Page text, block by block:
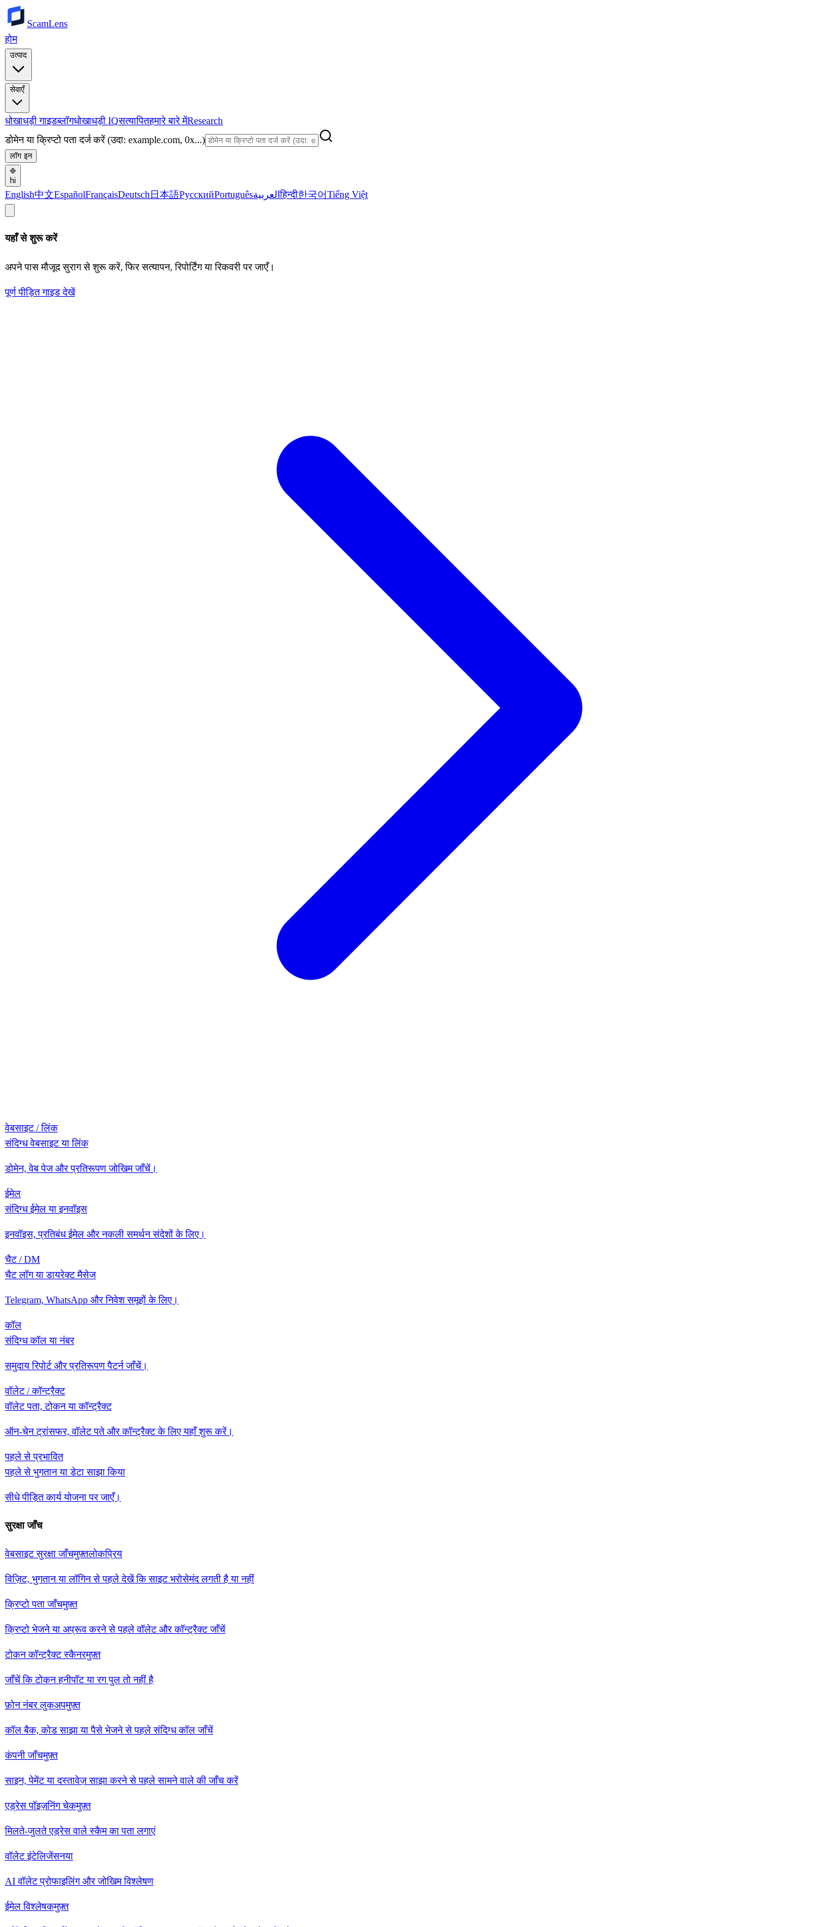
ScamLens
होम
उत्पाद
सेवाएँ
धोखाधड़ी गाइडब्लॉगधोखाधड़ी IQसत्यापितहमारे बारे मेंResearch
डोमेन या क्रिप्टो पता दर्ज करें (उदा: example.com, 0x...)
लॉग इन
hi
English中文EspañolFrançaisDeutsch 日本語РусскийPortuguêsالعربيةहिन्दी한국어Tiếng Việt
यहाँ से शुरू करें
अपने पास मौजूद सुराग से शुरू करें, फिर सत्यापन, रिपोर्टिंग या रिकवरी पर जाएँ।
पूर्ण पीड़ित गाइड देखें
वेबसाइट / लिंक
संदिग्ध वेबसाइट या लिंक
डोमेन, वेब पेज और प्रतिरूपण जोखिम जाँचें।
ईमेल
संदिग्ध ईमेल या इनवॉइस
इनवॉइस, प्रतिबंध ईमेल और नकली समर्थन संदेशों के लिए।
चैट / DM
चैट लॉग या डायरेक्ट मैसेज
Telegram, WhatsApp और निवेश समूहों के लिए।
कॉल
संदिग्ध कॉल या नंबर
समुदाय रिपोर्ट और प्रतिरूपण पैटर्न जाँचें।
वॉलेट / कॉन्ट्रैक्ट
वॉलेट पता, टोकन या कॉन्ट्रैक्ट
ऑन-चेन ट्रांसफर, वॉलेट पते और कॉन्ट्रैक्ट के लिए यहाँ शुरू करें।
पहले से प्रभावित
पहले से भुगतान या डेटा साझा किया
सीधे पीड़ित कार्य योजना पर जाएँ।
सुरक्षा जाँच
वेबसाइट सुरक्षा जाँचमुफ़्तलोकप्रिय
विज़िट, भुगतान या लॉगिन से पहले देखें कि साइट भरोसेमंद लगती है या नहीं
क्रिप्टो पता जाँचमुफ़्त
क्रिप्टो भेजने या अप्रूव करने से पहले वॉलेट और कॉन्ट्रैक्ट जाँचें
टोकन कॉन्ट्रैक्ट स्कैनरमुफ़्त
जाँचें कि टोकन हनीपॉट या रग पुल तो नहीं है
फ़ोन नंबर लुकअपमुफ़्त
कॉल बैक, कोड साझा या पैसे भेजने से पहले संदिग्ध कॉल जाँचें
कंपनी जाँचमुफ़्त
साइन, पेमेंट या दस्तावेज़ साझा करने से पहले सामने वाले की जाँच करें
एड्रेस पॉइज़निंग चेकमुफ़्त
मिलते-जुलते एड्रेस वाले स्कैम का पता लगाएं
वॉलेट इंटेलिजेंसनया
AI वॉलेट प्रोफाइलिंग और जोखिम विश्लेषण
ईमेल विश्लेषकमुफ़्त